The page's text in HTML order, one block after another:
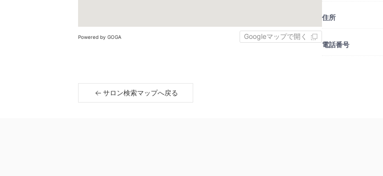
Powered by GOGA Googleマップで開く
住所
電話番号
サロン検索マップへ戻る